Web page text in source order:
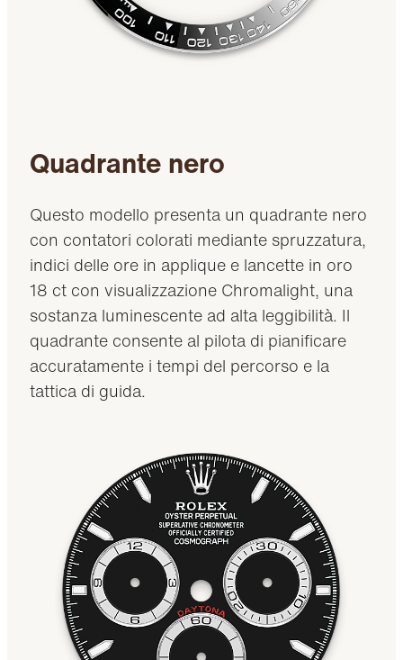
Quadrante nero
Questo modello presenta un quadrante nero
con contatori colorati mediante spruzzatura,
indici delle ore in applique e lancette in oro
18 ct con visualizzazione Chromalight, una
sostanza luminescente ad alta leggibilità. Il
quadrante consente al pilota di pianificare
accuratamente i tempi del percorso e la
tattica di guida.